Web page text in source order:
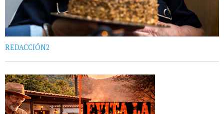
REDACCIÓN2